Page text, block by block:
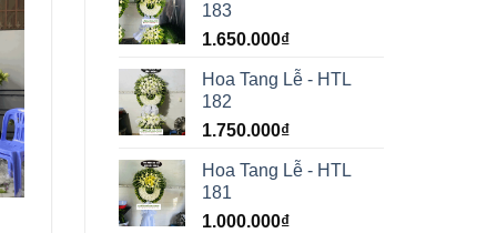
183
1.650.000₫
Hoa Tang Lễ - HTL
182
1.750.000₫
Hoa Tang Lễ - HTL
181
1.000.000₫